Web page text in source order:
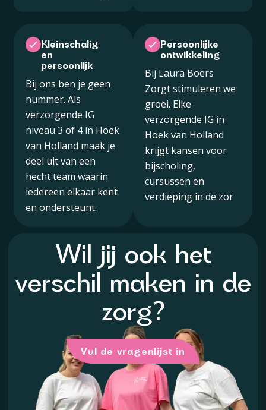
Kleinschalig
en
persoonlijk
Bij ons ben je geen
nummer. Als
verzorgende IG
niveau 3 of 4 in Hoek
van Holland maak je
deel uit van een
hecht team waarin
iedereen elkaar kent
en ondersteunt.
Persoonlijke
ontwikkeling
Bij Laura Boers
Zorgt stimuleren we
groei. Elke
verzorgende IG in
Hoek van Holland
krijgt kansen voor
bijscholing,
cursussen en
verdieping in de zor
Wil jij ook het
verschil maken in de
zorg?
Vul de vragenlijst in